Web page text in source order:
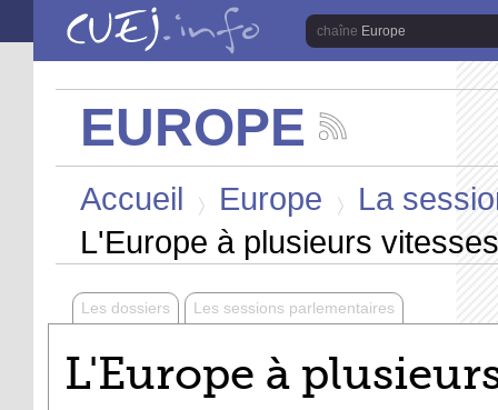
Aller au contenu principal
Europe
EUROPE
les
de
la
Europe
Accueil Europe
La
L'Europe à plusieurs
Les dossiers Les sessions parlementaires
L'Europe à